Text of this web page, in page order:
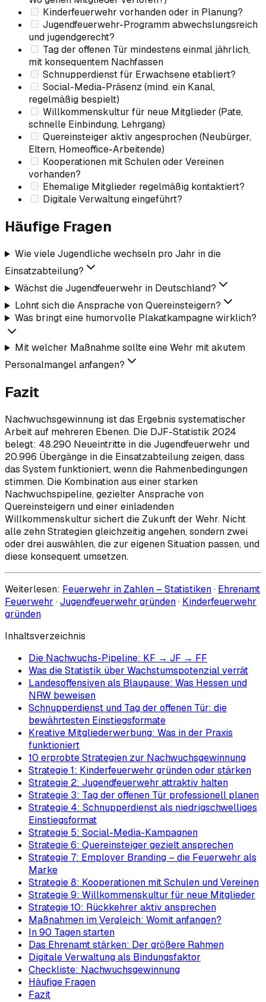
Kinderfeuerwehr vorhanden oder in Planung?
Jugendfeuerwehr-Programm abwechslungsreich
und jugendgerecht?
Tag der offenen Tür mindestens einmal jährlich,
mit konsequentem Nachfassen
Schnupperdienst für Erwachsene etabliert?
Social-Media-Präsenz (mind. ein Kanal,
regelmäßig bespielt)
Willkommenskultur für neue Mitglieder (Pate,
schnelle Einbindung, Lehrgang)
Quereinsteiger aktiv angesprochen (Neubürger,
Eltern, Homeoffice-Arbeitende)
Kooperationen mit Schulen oder Vereinen
vorhanden?
Ehemalige Mitglieder regelmäßig kontaktiert?
Digitale Verwaltung eingeführt?
Häufige Fragen
Wie viele Jugendliche wechseln pro Jahr in die
Einsatzabteilung?
Wächst die Jugendfeuerwehr in Deutschland?
Lohnt sich die Ansprache von Quereinsteigern?
Was bringt eine humorvolle Plakatkampagne wirklich?
Mit welcher Maßnahme sollte eine Wehr mit akutem
Personalmangel anfangen?
Fazit
Nachwuchsgewinnung ist das Ergebnis systematischer
Arbeit auf mehreren Ebenen. Die DJF-Statistik 2024
belegt: 48.290 Neueintritte in die Jugendfeuerwehr und
20.996 Übergänge in die Einsatzabteilung zeigen, dass
das System funktioniert, wenn die Rahmenbedingungen
stimmen. Die Kombination aus einer starken
Nachwuchspipeline, gezielter Ansprache von
Quereinsteigern und einer einladenden
Willkommenskultur sichert die Zukunft der Wehr. Nicht
alle zehn Strategien gleichzeitig angehen, sondern zwei
oder drei auswählen, die zur eigenen Situation passen, und
diese konsequent umsetzen.
Weiterlesen: Feuerwehr in Zahlen – Statistiken· Ehrenamt
Feuerwehr ·Jugendfeuerwehr gründen· Kinderfeuerwehr
gründen
Inhaltsverzeichnis
Die Nachwuchs-Pipeline: KF → JF → FF
Was die Statistik über Wachstumspotenzial verrät
Landesoffensiven als Blaupause: Was Hessen und
NRW beweisen
Schnupperdienst und Tag der offenen Tür: die
bewährtesten Einstiegsformate
Kreative Mitgliederwerbung: Was in der Praxis
funktioniert
10 erprobte Strategien zur Nachwuchsgewinnung
Strategie 1: Kinderfeuerwehr gründen oder stärken
Strategie 2: Jugendfeuerwehr attraktiv halten
Strategie 3: Tag der offenen Tür professionell planen
Strategie 4: Schnupperdienst als niedrigschwelliges
Einstiegsformat
Strategie 5: Social-Media-Kampagnen
Strategie 6: Quereinsteiger gezielt ansprechen
Strategie 7: Employer Branding – die Feuerwehr als
Marke
Strategie 8: Kooperationen mit Schulen und Vereinen
Strategie 9: Willkommenskultur für neue Mitglieder
Strategie 10: Rückkehrer aktiv ansprechen
Maßnahmen im Vergleich: Womit anfangen?
In 90 Tagen starten
Das Ehrenamt stärken: Der größere Rahmen
Digitale Verwaltung als Bindungsfaktor
Checkliste: Nachwuchsgewinnung
Häufige Fragen
Fazit